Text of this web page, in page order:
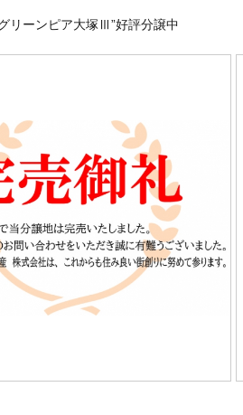
リーンピア大塚Ⅲ”好評分譲中